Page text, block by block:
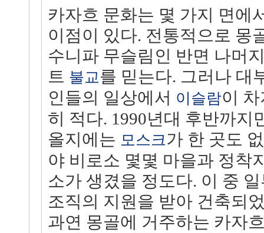
카자흐 문화는 몇 가지 면에
이점이 있다. 전통적으로 몽
수니파 무슬림인 반면 나머
트 불교를 믿는다. 그러나 대
인들의 일상에서 이슬람이 차
히 적다. 1990년대 후반까지
올지에는 모스크가 한 곳도
야 비로소 몇몇 마을과 정착
소가 생겼을 정도다. 이 중
조직의 지원을 받아 건축되
과연 몽골에 거주하는 카자